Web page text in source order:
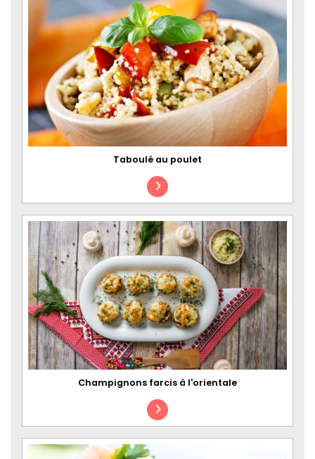
Taboulé au poulet
Champignons farcis à l'orientale